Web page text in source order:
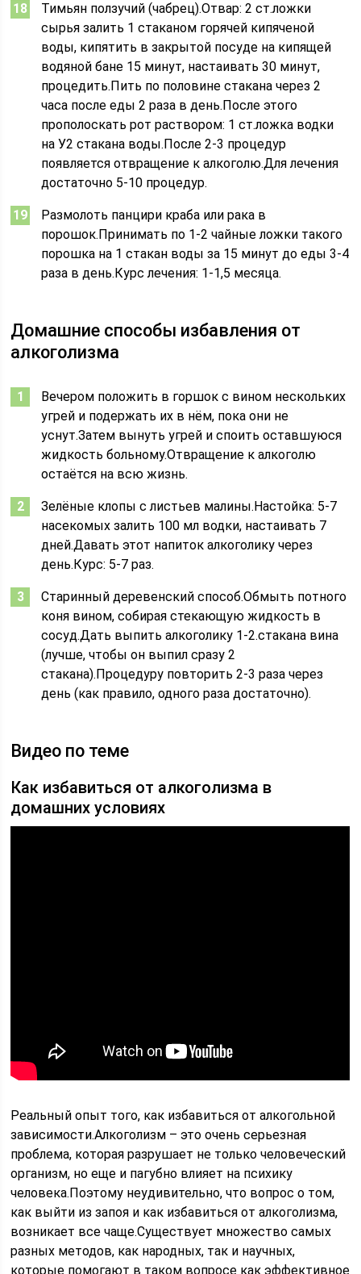
Тимьян ползучий (чабрец).Отвар: 2 ст.ложки
сырья залить 1 стаканом горячей кипяченой
воды, кипятить в закрытой посуде на кипящей
водяной бане 15 минут, настаивать 30 минут,
процедить.Пить по половине стакана через 2
часа после еды 2 раза в день.После этого
прополоскать рот раствором: 1 ст.ложка водки
на У2 стакана воды.После 2-3 процедур
появляется отвращение к алкоголю.Для лечения
достаточно 5-10 процедур.
Размолоть панцири краба или рака в
порошок.Принимать по 1-2 чайные ложки такого
порошка на 1 стакан воды за 15 минут до еды 3-4
раза в день.Курс лечения: 1-1,5 месяца.
Домашние способы избавления от
алкоголизма
Вечером положить в горшок с вином нескольких
угрей и подержать их в нём, пока они не
уснут.Затем вынуть угрей и споить оставшуюся
жидкость больному.Отвращение к алкоголю
остаётся на всю жизнь.
Зелёные клопы с листьев малины.Настойка: 5-7
насекомых залить 100 мл водки, настаивать 7
дней.Давать этот напиток алкоголику через
день.Курс: 5-7 раз.
Старинный деревенский способ.Обмыть потного
коня вином, собирая стекающую жидкость в
сосуд.Дать выпить алкоголику 1-2.стакана вина
(лучше, чтобы он выпил сразу 2
стакана).Процедуру повторить 2-3 раза через
день (как правило, одного раза достаточно).
Видео по теме
Как избавиться от алкоголизма в
домашних условиях
Реальный опыт того, как избавиться от алкогольной
зависимости.Алкоголизм – это очень серьезная
проблема, которая разрушает не только человеческий
организм, но еще и пагубно влияет на психику
человека.Поэтому неудивительно, что вопрос о том,
как выйти из запоя и как избавиться от алкоголизма,
возникает все чаще.Существует множество самых
разных методов, как народных, так и научных,
которые помогают в таком вопросе как эффективное